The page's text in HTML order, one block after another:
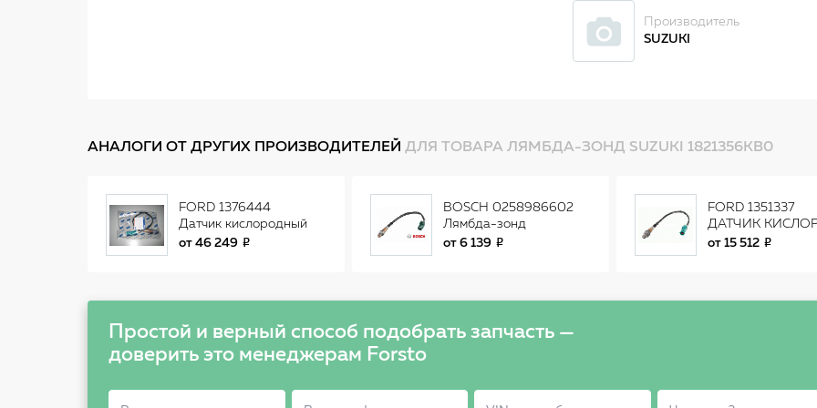
Производитель
SUZUKI
АНАЛОГИ ОТ ДРУГИХ ПРОИЗВОДИТЕЛЕЙ ДЛЯ ТОВАРА ЛЯМБДА-ЗОНД SUZUKI 1821356KB0
FORD 1376444
Датчик кислородный
1376444
от 46 249
BOSCH 0258986602
Лямбда-зонд
универсальный
от 6 139
FORD 1351337
ДАТЧИК
/ SENSOR 1351337
от 15 512
Простой и верный способ подобрать запчасть —
доверить это менеджерам Forsto